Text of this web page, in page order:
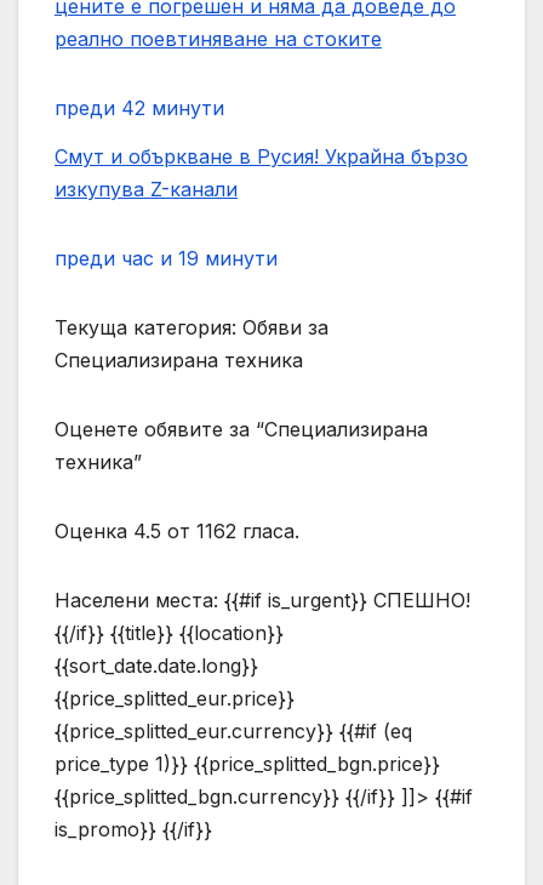
цените е погрешен и няма да доведе до
реално поевтиняване на стоките
преди 42 минути
Смут и объркване в Русия! Украйна бързо
изкупува Z-канали
преди час и 19 минути
Текуща категория: Обяви за
Специализирана техника
Оценете обявите за “Специализирана
техника”
Оценка 4.5 от 1162 гласа.
Населени места: {{#if is_urgent}} СПЕШНО!
{{/if}} {{title}} {{location}}
{{sort_date.date.long}}
{{price_splitted_eur.price}}
{{price_splitted_eur.currency}} {{#if (eq
price_type 1)}} {{price_splitted_bgn.price}}
{{price_splitted_bgn.currency}} {{/if}} ]]> {{#if
is_promo}} {{/if}}